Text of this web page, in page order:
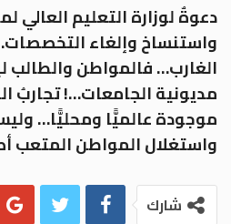
دعوةٌ لوزارة التعليم العالي
واستنساخ وإلغاء
الغارب… فالمواطن والطالب
مديونية الجامعات…! تجاربُ
موجودة عالميًّا ومحليًّا…
واستغلال المواطن المتعب
شارك